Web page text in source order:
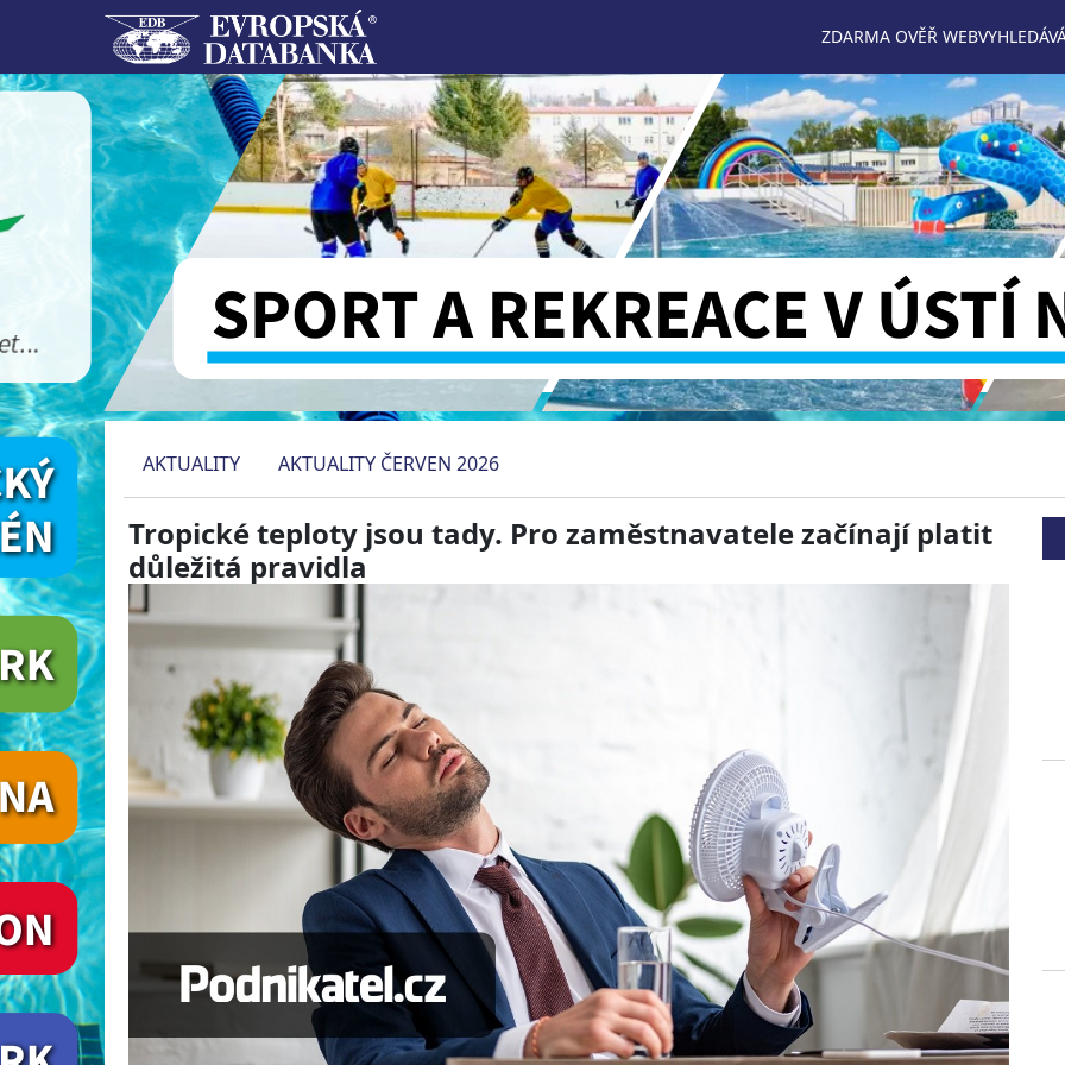
ZDARMA OVĚŘ WEB
AKTUALITY AKTUALITY ČERVEN 2026
Tropické teploty jsou tady. Pro zaměstnavatele začínají platit
důležitá pravidla